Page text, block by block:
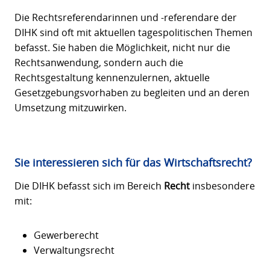
Die Rechtsreferendarinnen und -referendare der
DIHK sind oft mit aktuellen tagespolitischen Themen
befasst. Sie haben die Möglichkeit, nicht nur die
Rechtsanwendung, sondern auch die
Rechtsgestaltung kennenzulernen, aktuelle
Gesetzgebungsvorhaben zu begleiten und an deren
Umsetzung mitzuwirken.
Sie interessieren sich für das Wirtschaftsrecht?
Die DIHK befasst sich im Bereich Recht insbesondere
mit:
Gewerberecht
Verwaltungsrecht